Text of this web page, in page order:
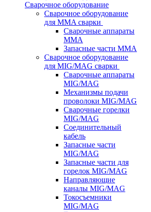
Сварочное оборудование
Сварочное оборудование
для MMA сварки
Сварочные аппараты
MMA
Запасные части MMA
Сварочное оборудование
для MIG/MAG сварки
Сварочные аппараты
MIG/MAG
Механизмы подачи
проволоки MIG/MAG
Сварочные горелки
MIG/MAG
Соединительный
кабель
Запасные части
MIG/MAG
Запасные части для
горелок MIG/MAG
Направляющие
каналы MIG/MAG
Токосъемники
MIG/MAG